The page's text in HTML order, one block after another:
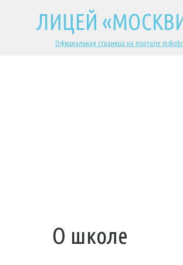
ЛИЦЕЙ
Официальная страница на портале
О школе